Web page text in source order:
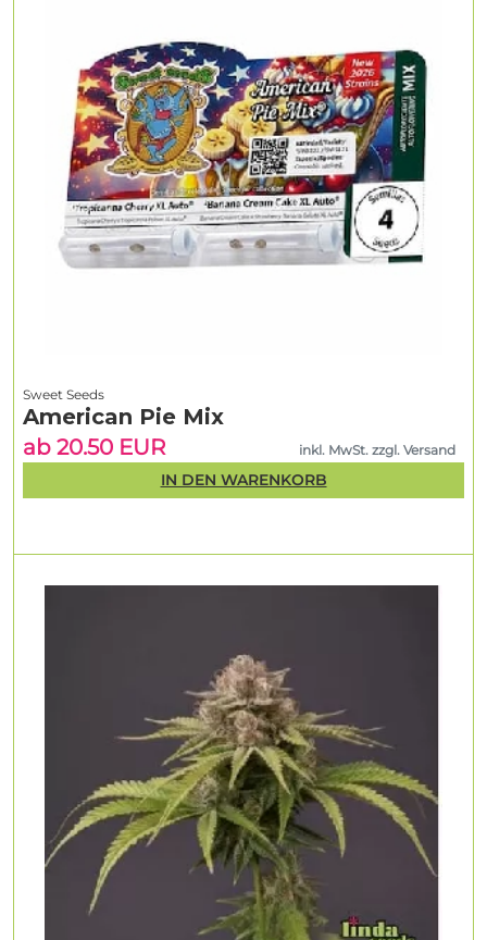
Sweet Seeds
American Pie Mix
ab 20.50 EUR
inkl. MwSt. zzgl. Versand
IN DEN WARENKORB